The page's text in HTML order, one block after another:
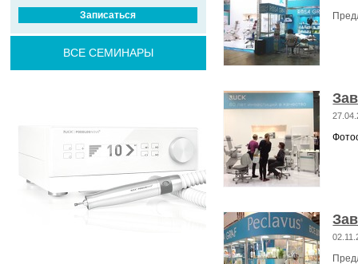
Записаться
ВСЕ СЕМИНАРЫ